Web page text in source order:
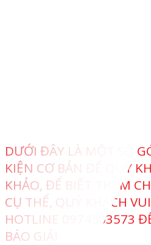
DƯỚI ĐÂY LÀ MỘT SỐ
KIỆN CƠ BẢN ĐỂ QUÝ
KHẢO, ĐỂ BIẾT THÊM
CỤ THỂ, QUÝ KHÁCH
HOTLINE 0974503573
BÁO GIÁ!